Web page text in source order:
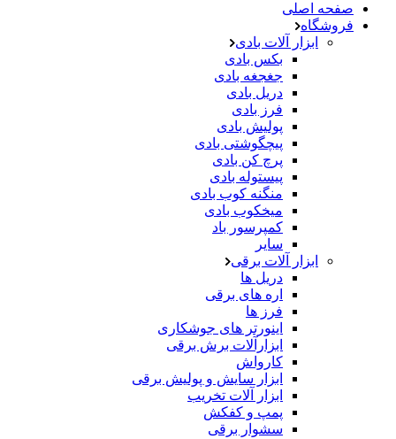
صفحه اصلی
فروشگاه
ابزار آلات بادی
بکس بادی
جغجغه بادی
دریل بادی
فرز بادی
پولیش بادی
پیچگوشتی بادی
پرچ کن بادی
پیستوله بادی
منگنه کوب بادی
میخکوب بادی
کمپرسور باد
سایر
ابزار آلات برقی
دریل ها
اره های برقی
فرز ها
اینورتر های جوشکاری
ابزارآلات برش برقی
کارواش
ابزار سایش و پولیش برقی
ابزار آلات تخریب
پمپ و کفکش
سشوار برقی